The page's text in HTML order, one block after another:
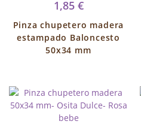
1,85 €
Pinza chupetero madera
estampado Baloncesto
50x34 mm